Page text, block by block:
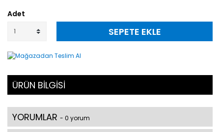
Adet
SEPETE EKLE
ÜRÜN BİLGİSİ
YORUMLAR - 0 yorum